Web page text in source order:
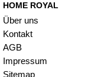
HOME ROYAL
Über uns
Kontakt
AGB
Impressum
Sitemap